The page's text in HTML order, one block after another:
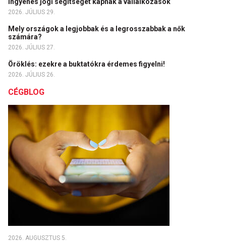
2026. JÚLIUS 29.
Mely országok a legjobbak és a legrosszabbak a nők
számára?
2026. JÚLIUS 27.
Öröklés: ezekre a buktatókra érdemes figyelni!
2026. JÚLIUS 26.
CÉGBLOG
2026. AUGUSZTUS 5.